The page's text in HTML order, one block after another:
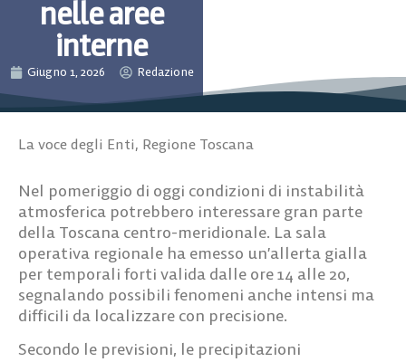
nelle aree
interne
Giugno 1, 2026 Redazione
La voce degli Enti, Regione Toscana
Nel pomeriggio di oggi condizioni di instabilità
atmosferica potrebbero interessare gran parte
della Toscana centro-meridionale. La sala
operativa regionale ha emesso un’allerta gialla
per temporali forti valida dalle ore 14 alle 20,
segnalando possibili fenomeni anche intensi ma
difficili da localizzare con precisione.
Secondo le previsioni, le precipitazioni